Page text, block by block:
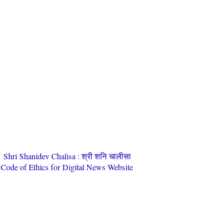
Shri Shanidev Chalisa : श्री शनि चालीसा
Code of Ethics for Digital News Website